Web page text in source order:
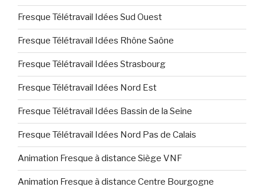
Fresque Télétravail Idées Sud Ouest
Fresque Télétravail Idées Rhône Saône
Fresque Télétravail Idées Strasbourg
Fresque Télétravail Idées Nord Est
Fresque Télétravail Idées Bassin de la Seine
Fresque Télétravail Idées Nord Pas de Calais
Animation Fresque à distance Siège VNF
Animation Fresque à distance Centre Bourgogne